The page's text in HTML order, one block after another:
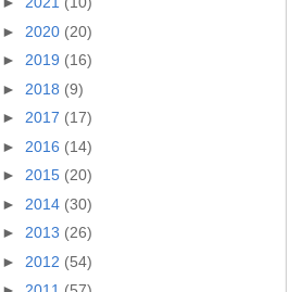
► 2020 (20)
► 2019 (16)
► 2018 (9)
► 2017 (17)
► 2016 (14)
► 2015 (20)
► 2014 (30)
► 2013 (26)
► 2012 (54)